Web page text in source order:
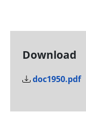
Download
doc1950.pdf